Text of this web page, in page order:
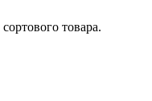
товара.